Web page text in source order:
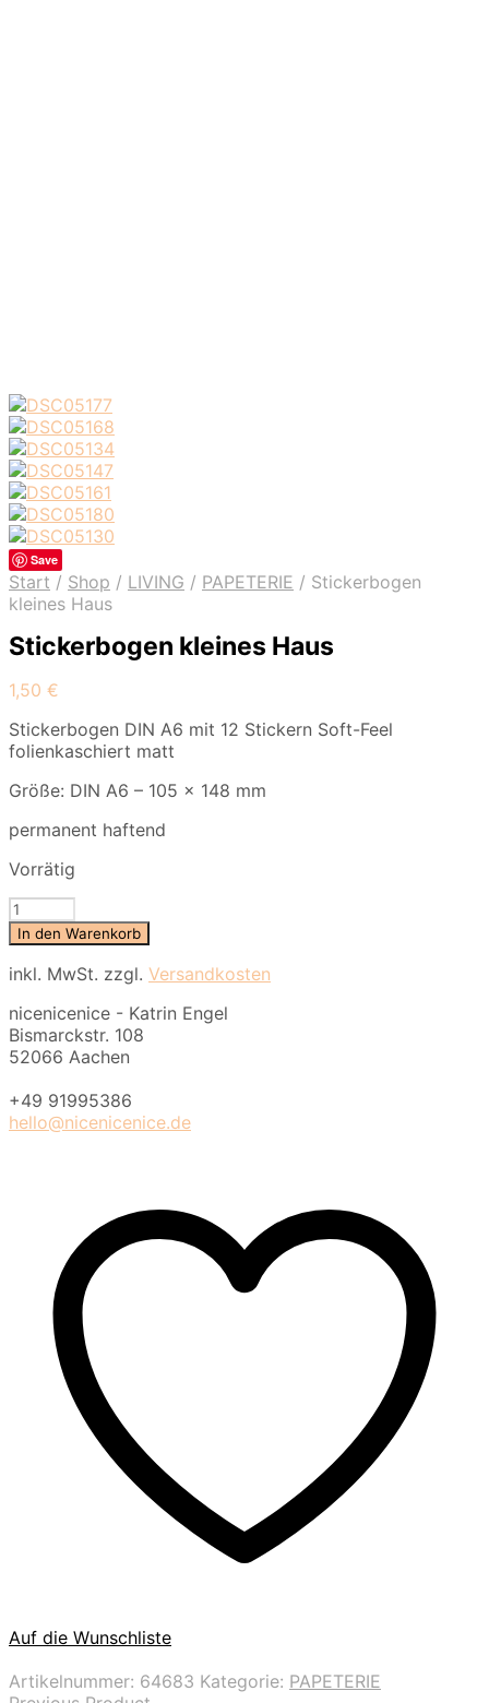
Save
Start / Shop / LIVING / PAPETERIE / Stickerbogen
kleines Haus
Stickerbogen kleines Haus
1,50 €
Stickerbogen DIN A6 mit 12 Stickern Soft-Feel
folienkaschiert matt
Größe: DIN A6 – 105 x 148 mm
permanent haftend
Vorrätig
Stickerbogen
kleines
Haus
Menge
In den Warenkorb
inkl. MwSt. zzgl. Versandkosten
nicenicenice - Katrin Engel
Bismarckstr. 108
52066 Aachen
+49 91995386
hello@nicenicenice.de
Auf die Wunschliste
Artikelnummer: 64683 Kategorie: PAPETERIE